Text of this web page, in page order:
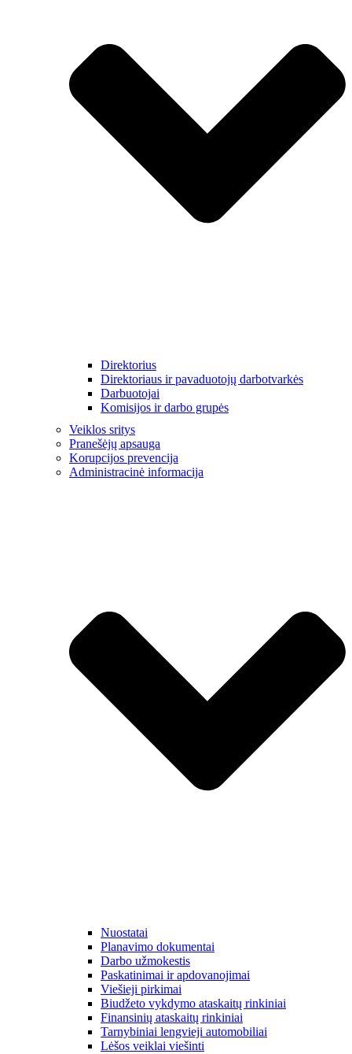
Direktorius
Direktoriaus ir pavaduotojų darbotvarkės
Darbuotojai
Komisijos ir darbo grupės
Veiklos sritys
Pranešėjų apsauga
Korupcijos prevencija
Administracinė informacija
Nuostatai
Planavimo dokumentai
Darbo užmokestis
Paskatinimai ir apdovanojimai
Viešieji pirkimai
Biudžeto vykdymo ataskaitų rinkiniai
Finansinių ataskaitų rinkiniai
Tarnybiniai lengvieji automobiliai
Lėšos veiklai viešinti